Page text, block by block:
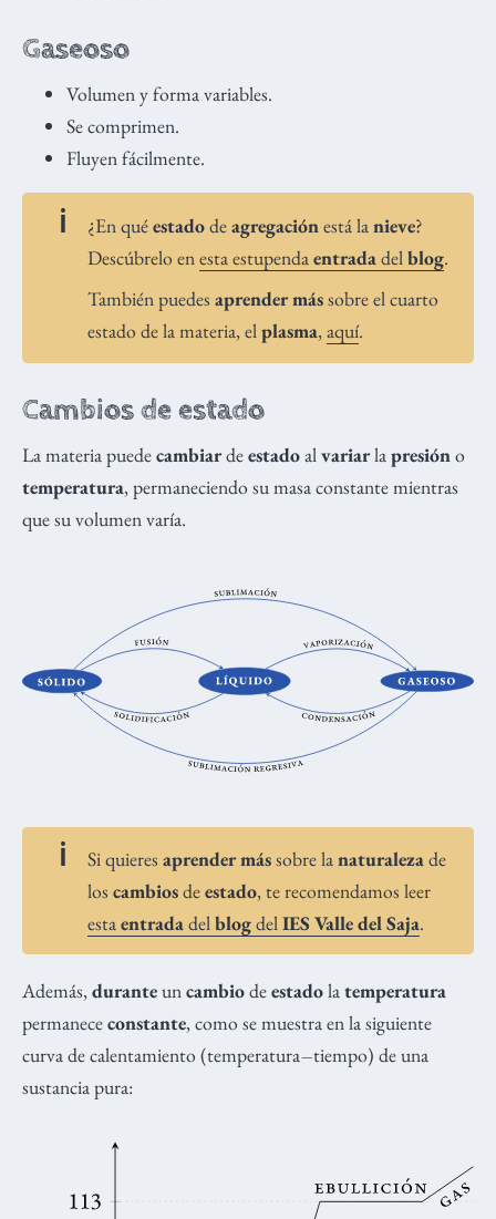
Gaseoso
Volumen y forma variables.
Se comprimen.
Fluyen fácilmente.
¿En quéestadodeagregaciónestá lanieve?
Descúbrelo enesta estupendaentradadelblog.
También puedes aprender mássobre el cuarto
estado de la materia, elplasma,aquí.
Cambios de estado
La materia puedecambiardeestadoalvariarlapresióno
temperatura, permaneciendo su masa constante mientras
que su volumen varía.
Si quieres aprender mássobre lanaturalezade
los cambiosdeestado, te recomendamos leer
estaentradadelblogdelIES Valle del Saja.
Además,duranteuncambiodeestadolatemperatura
permanececonstante, como se muestra en la siguiente
curva de calentamiento (temperatura tiempo) de una
sustancia pura: